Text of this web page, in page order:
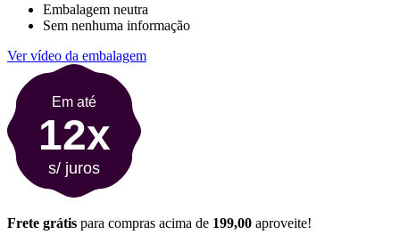
Embalagem neutra
Sem nenhuma informação
Ver vídeo da embalagem
Em até
12x
s/ juros
Frete grátis para compras acima de 199,00 aproveite!